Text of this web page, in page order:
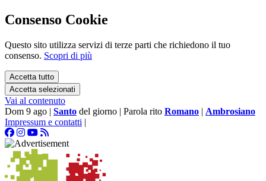
Consenso Cookie
Questo sito utilizza servizi di terze parti che richiedono il tuo
consenso. Scopri di più
Accetta tutto
Accetta selezionati
Vai al contenuto
Dom 9 ago | Santo del giorno | Parola rito Romano | Ambrosiano
Impressum e contatti |